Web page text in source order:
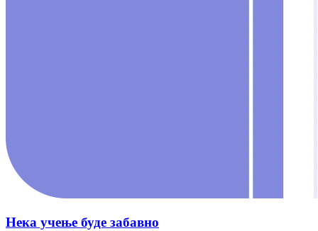
Нека учење буде забавно